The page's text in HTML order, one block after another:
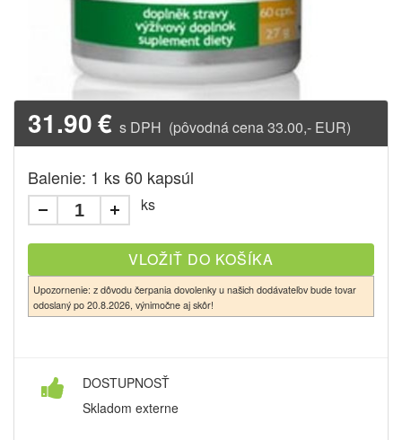
31.90€ s DPH (pôvodná cena 33.00,- EUR)
Balenie: 1 ks 60 kapsúl
ks
Upozornenie: z dôvodu čerpania dovolenky u našich dodávateľov bude tovar
odoslaný po 20.8.2026, výnimočne aj skôr!
DOSTUPNOSŤ
Skladom externe